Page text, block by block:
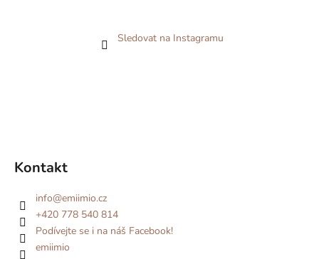
Sledovat na Instagramu
Kontakt
info@emiimio.cz
+420 778 540 814
Podívejte se i na náš Facebook!
emiimio